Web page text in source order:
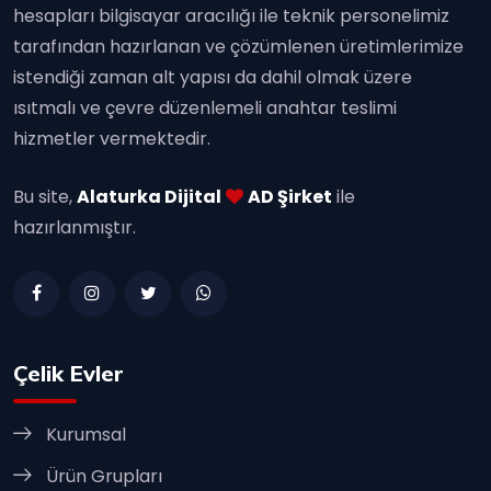
hesapları bilgisayar aracılığı ile teknik personelimiz
tarafından hazırlanan ve çözümlenen üretimlerimize
istendiği zaman alt yapısı da dahil olmak üzere
ısıtmalı ve çevre düzenlemeli anahtar teslimi
hizmetler vermektedir.
Bu site,Alaturka Dijital AD Şirket ile
hazırlanmıştır.
Çelik Evler
Kurumsal
Ürün Grupları